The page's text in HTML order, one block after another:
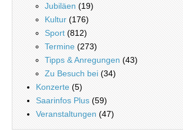
Jubiläen (19)
Kultur (176)
Sport (812)
Termine (273)
Tipps & Anregungen (43)
Zu Besuch bei (34)
Konzerte (5)
Saarinfos Plus (59)
Veranstaltungen (47)